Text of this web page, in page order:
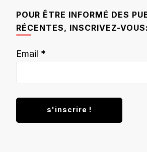
POUR ÊTRE INFORMÉ DES
RÉCENTES, INSCRIVEZ-VOUS:
Email *